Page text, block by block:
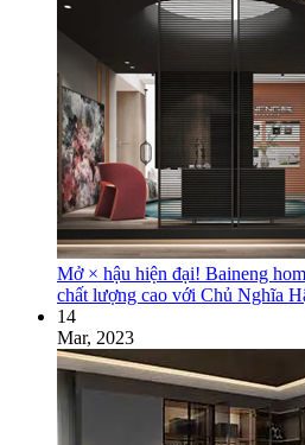
Mở × hậu hiện đại! Baineng
chất lượng cao với Chủ Nghĩa
14
Mar, 2023